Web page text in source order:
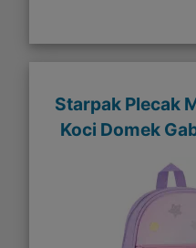
Starpak Plecak
Koci Domek